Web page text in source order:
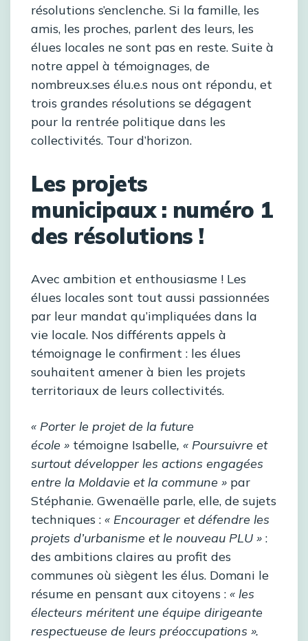
résolutions s’enclenche. Si la famille, les
amis, les proches, parlent des leurs, les
élues locales ne sont pas en reste. Suite à
notre appel à témoignages, de
nombreux.ses élu.e.s nous ont répondu, et
trois grandes résolutions se dégagent
pour la rentrée politique dans les
collectivités. Tour d’horizon.
Les projets
municipaux : numéro 1
des résolutions !
Avec ambition et enthousiasme ! Les
élues locales sont tout aussi passionnées
par leur mandat qu’impliquées dans la
vie locale. Nos différents appels à
témoignage le confirment : les élues
souhaitent amener à bien les projets
territoriaux de leurs collectivités.
« Porter le projet de la future
école » témoigne Isabelle, « Poursuivre et
surtout développer les actions engagées
entre la Moldavie et la commune » par
Stéphanie. Gwenaëlle parle, elle, de sujets
techniques : « Encourager et défendre les
projets d’urbanisme et le nouveau PLU » :
des ambitions claires au profit des
communes où siègent les élus. Domani le
résume en pensant aux citoyens : « les
électeurs méritent une équipe dirigeante
respectueuse de leurs préoccupations ».